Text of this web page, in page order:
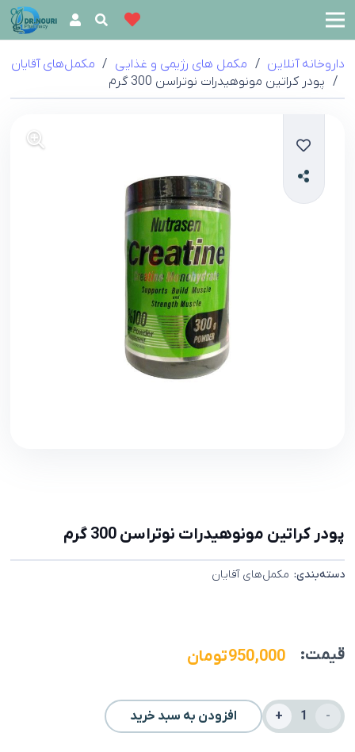
داروخانه آنلاین / مکمل‌ های رژیمی و غذایی / مکمل‌های آقایان
/ پودر کراتین مونوهیدرات نوتراسن 300 گرم
پودر کراتین مونوهیدرات نوتراسن 300 گرم
دسته‌بندی: مکمل‌های آقایان
قیمت: 950,000تومان
پودر
افزودن به سبد خرید